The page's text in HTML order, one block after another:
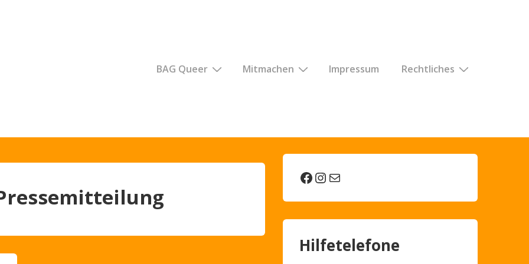
BAG Queer Mitmachen Impressum Rechtliches
Facebook
Instagram
E-Mail
Hilfetelefone